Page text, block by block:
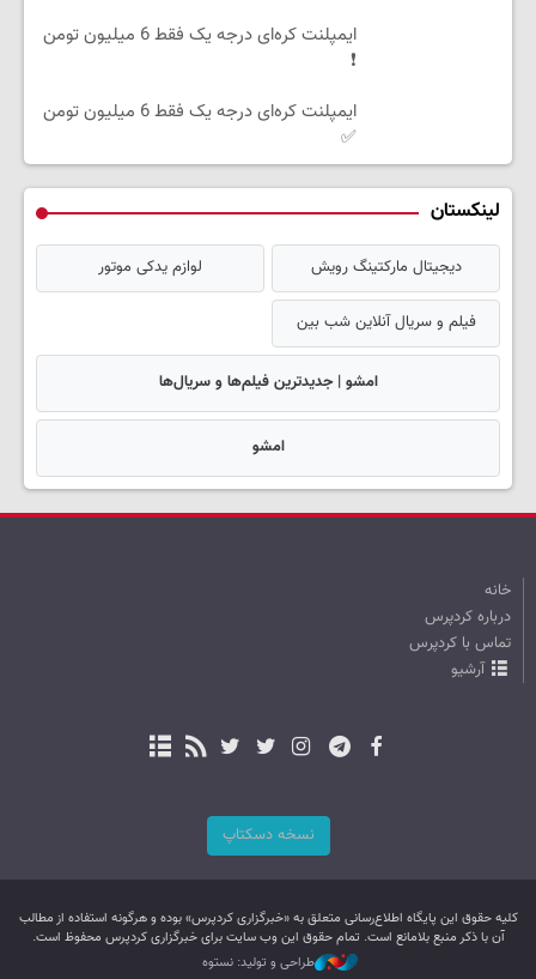
ایمپلنت کره‌ای درجه یک فقط 6 میلیون تومن
❗
ایمپلنت کره‌ای درجه یک فقط 6 میلیون تومن
✅
لینکستان
دیجیتال مارکتینگ رویش لوازم یدکی موتور
فیلم و سریال آنلاین شب بین
امشو | جدیدترین فیلم‌ها و سریال‌ها
امشو
خانه
درباره کردپرس
تماس با کردپرس
آرشیو
نسخه دسکتاپ
کليه حقوق اين پایگاه اطلاع‌رسانی متعلق به «خبرگزاری کردپرس» بوده و هرگونه استفاده از مطالب
آن با ذکر منبع بلامانع است. تمام حقوق این وب سایت برای خبرگزاری کردپرس محفوظ است.
طراحی و تولید: نستوه